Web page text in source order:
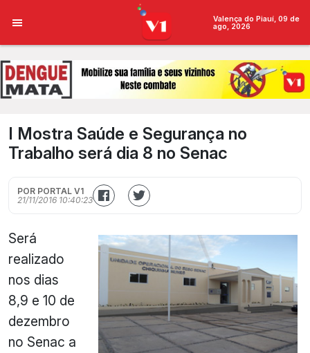
Valença do Piauí, 09 de
ago, 2026
I Mostra Saúde e Segurança no
Trabalho será dia 8 no Senac
POR PORTAL V1
21/11/2016 10:40:23
Será
realizado
nos dias
8,9 e 10 de
dezembro
no Senac a